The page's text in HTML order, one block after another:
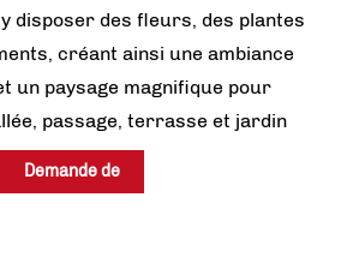
disposer des fleurs, des plantes
créant ainsi une ambiance
un paysage magnifique pour
passage, terrasse et jardin
Demande de